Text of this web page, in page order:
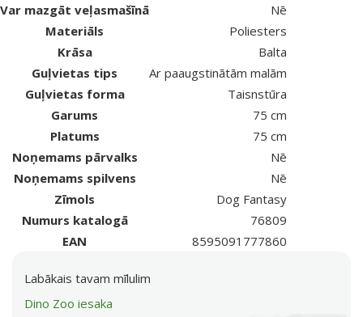
Var mazgāt veļasmašīnā
Nē
Materiāls
Poliesters
Krāsa
Balta
Guļvietas tips
Ar paaugstinātām malām
Guļvietas forma
Taisnstūra
Garums
75 cm
Platums
75 cm
Noņemams pārvalks
Nē
Noņemams spilvens
Nē
Zīmols
Dog Fantasy
Numurs katalogā
76809
EAN
8595091777860
Labākais tavam mīlulim
Dino Zoo iesaka